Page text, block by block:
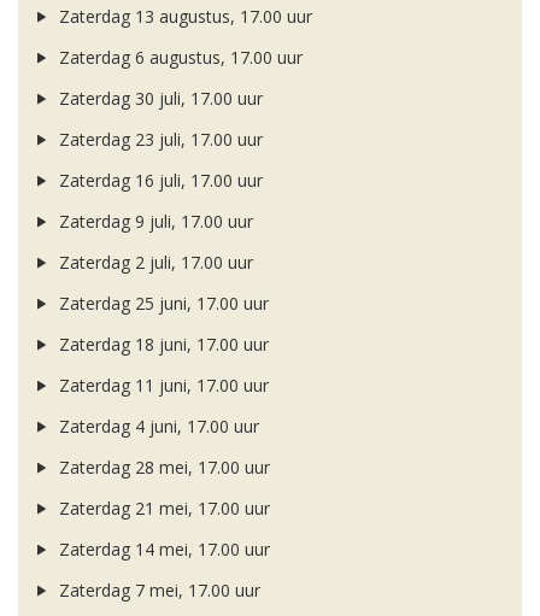
Zaterdag 13 augustus, 17.00 uur
Zaterdag 6 augustus, 17.00 uur
Zaterdag 30 juli, 17.00 uur
Zaterdag 23 juli, 17.00 uur
Zaterdag 16 juli, 17.00 uur
Zaterdag 9 juli, 17.00 uur
Zaterdag 2 juli, 17.00 uur
Zaterdag 25 juni, 17.00 uur
Zaterdag 18 juni, 17.00 uur
Zaterdag 11 juni, 17.00 uur
Zaterdag 4 juni, 17.00 uur
Zaterdag 28 mei, 17.00 uur
Zaterdag 21 mei, 17.00 uur
Zaterdag 14 mei, 17.00 uur
Zaterdag 7 mei, 17.00 uur